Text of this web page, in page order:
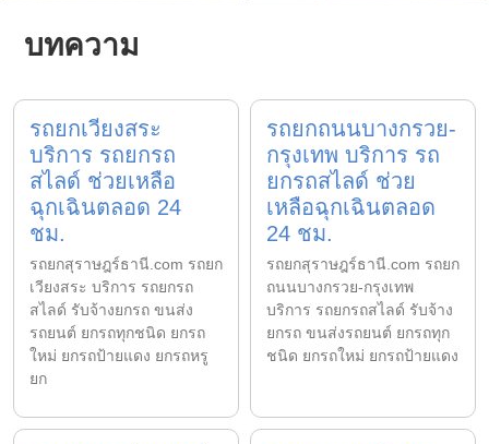
บทความ
รถยกเวียงสระ
บริการ รถยกรถ
สไลด์ ช่วยเหลือ
ฉุกเฉินตลอด 24
ชม.
รถยกสุราษฎร์ธานี.com รถยก
เวียงสระ บริการ รถยกรถ
สไลด์ รับจ้างยกรถ ขนส่ง
รถยนต์ ยกรถทุกชนิด ยกรถ
ใหม่ ยกรถป้ายแดง ยกรถหรู
ยก
รถยกถนนบางกรวย-
กรุงเทพ บริการ รถ
ยกรถสไลด์ ช่วย
เหลือฉุกเฉินตลอด
24 ชม.
รถยกสุราษฎร์ธานี.com รถยก
ถนนบางกรวย-กรุงเทพ
บริการ รถยกรถสไลด์ รับจ้าง
ยกรถ ขนส่งรถยนต์ ยกรถทุก
ชนิด ยกรถใหม่ ยกรถป้ายแดง